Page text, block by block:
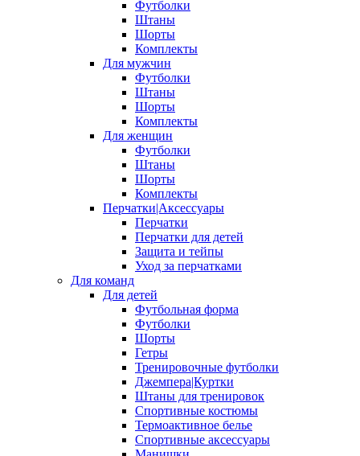
Футболки
Штаны
Шорты
Комплекты
Для мужчин
Футболки
Штаны
Шорты
Комплекты
Для женщин
Футболки
Штаны
Шорты
Комплекты
Перчатки|Аксессуары
Перчатки
Перчатки для детей
Защита и тейпы
Уход за перчатками
Для команд
Для детей
Футбольная форма
Футболки
Шорты
Гетры
Тренировочные футболки
Джемпера|Куртки
Штаны для тренировок
Спортивные костюмы
Термоактивное белье
Спортивные аксессуары